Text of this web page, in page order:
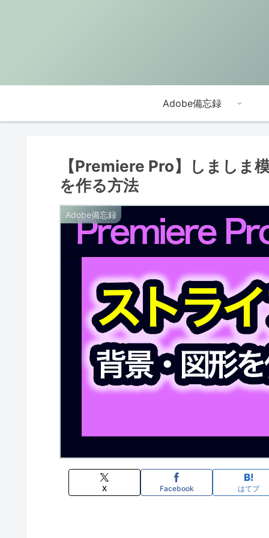
Adobe備忘録
【Premiere Pro】しましま
を作る方法
Adobe備忘録
X Facebook はてブ